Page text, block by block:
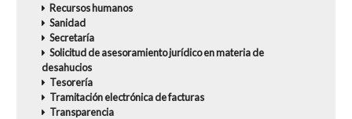
Recursos humanos
Sanidad
Secretaría
Solicitud de asesoramiento jurídico en materia de
desahucios
Tesorería
Tramitación electrónica de facturas
Transparencia